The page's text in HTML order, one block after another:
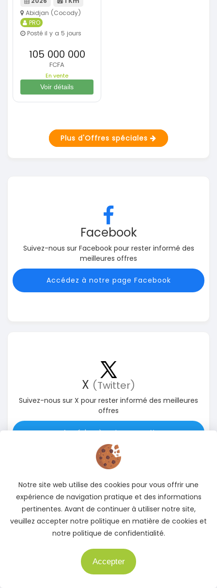
Abidjan (Cocody)
PRO
Posté il y a 5 jours
105 000 000
FCFA
En vente
Voir détails
Plus d'Offres spéciales
Facebook
Suivez-nous sur Facebook pour rester informé des
meilleures offres
Accédez à notre page Facebook
X (Twitter)
Suivez-nous sur X pour rester informé des meilleures
offres
Accédez à notre page X
Instagram
Suivez-nous sur Instagram pour rester informé des
meilleures offres
Notre site web utilise des cookies pour vous offrir une
expérience de navigation pratique et des informations
pertinentes. Avant de continuer à utiliser notre site,
veuillez accepter notre politique en matière de cookies et
notre politique de confidentialité.
Accepter